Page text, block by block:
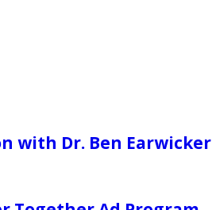
with Dr. Ben Earwicker